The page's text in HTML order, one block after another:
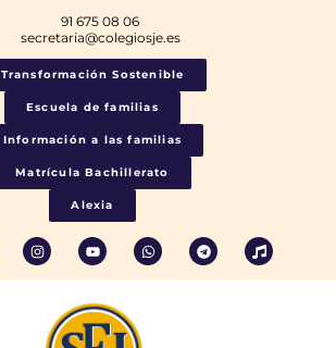
91 675 08 06
secretaria@colegiosje.es
Transformación Sostenible
Escuela de familias
Información a las familias
Matrícula Bachillerato
Alexia